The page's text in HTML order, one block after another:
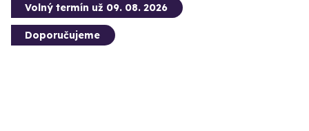
Volný termín už 09. 08. 2026
Doporučujeme